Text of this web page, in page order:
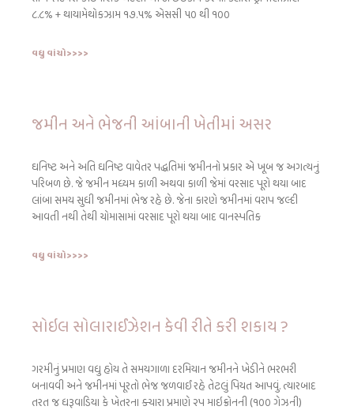
૮.૮% + થાયામેથોકઝામ ૧૭.૫% એસસી ૫૦ થી ૧૦૦
વધુ વાંચો>>>>
જમીન અને ભેજની આંબાની ખેતીમાં અસર
ઘનિષ્ટ અને અતિ ઘનિષ્ટ વાવેતર પદ્ધતિમાં જમીનનો પ્રકાર એ ખૂબ જ અગત્યનું
પરિબળ છે. જે જમીન મધ્યમ કાળી અથવા કાળી જેમાં વરસાદ પૂરો થયા બાદ
લાંબા સમય સુધી જમીનમાં ભેજ રહે છે. જેના કારણે જમીનમાં વરાપ જલ્દી
આવતી નથી તેથી ચોમાસામાં વરસાદ પૂરો થયા બાદ વાનસ્પતિક
વધુ વાંચો>>>>
સોઇલ સોલારાઈઝેશન કેવી રીતે કરી શકાય ?
ગરમીનું પ્રમાણ વધુ હોય તે સમયગાળા દરમિયાન જમીનને ખેડીને ભરભરી
બનાવવી અને જમીનમાં પૂરતો ભેજ જળવાઈ રહે તેટલું પિયત આપવું. ત્યારબાદ
તરત જ ધરૂવાડિયા કે ખેતરના ક્ચારા પ્રમાણે ૨પ માઇક્રોનની (૧૦૦ ગેઝની)